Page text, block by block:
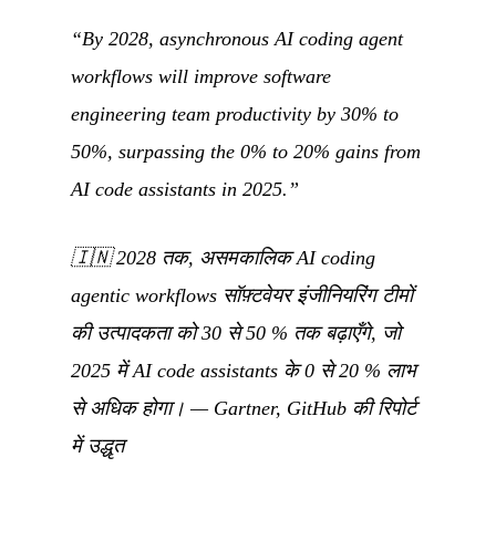
“By 2028, asynchronous AI coding agent
workflows will improve software
engineering team productivity by 30% to
50%, surpassing the 0% to 20% gains from
AI code assistants in 2025.”
🇮🇳2028 तक, असमकालिक AI coding
agentic workflows सॉफ़्टवेयर इंजीनियरिंग टीमों
की उत्पादकता को 30 से 50 % तक बढ़ाएँगे, जो
2025 में AI code assistants के 0 से 20 % लाभ
से अधिक होगा। — Gartner, GitHub की रिपोर्ट
में उद्धृत